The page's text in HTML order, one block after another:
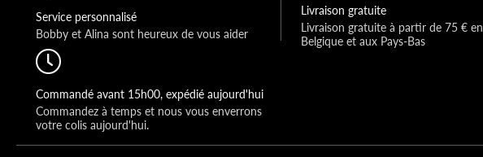
Service personnalisé
Bobby et Alina sont heureux de vous aider
Livraison gratuite
Livraison gratuite à partir de 75 € en
Belgique et aux Pays-Bas
Commandé avant 15h00, expédié aujourd'hui
Commandez à temps et nous vous enverrons
votre colis aujourd'hui.